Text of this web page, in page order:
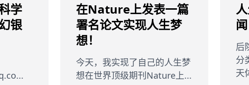
学
银
在Nature上发表一篇
署名论文实现人生梦
想！
今天，我实现了自己的人生梦
想在世界顶级期刊Nature上...
闻
后
分
天